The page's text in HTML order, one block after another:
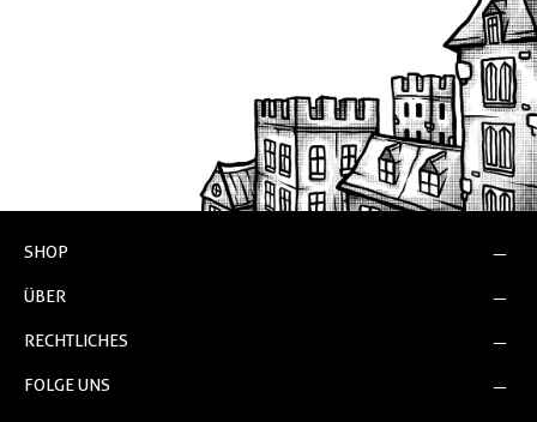
SHOP
ÜBER
RECHTLICHES
FOLGE UNS